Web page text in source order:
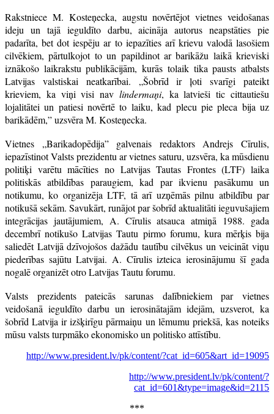
Rakstniece M. Kosteņecka, augstu novērtējot vietnes veidošanas
ideju un tajā ieguldīto darbu, aicināja autorus neapstāties pie
padarīta, bet dot iespēju ar to iepazīties arī krievu valodā lasošiem
cilvēkiem, pārtulkojot to un papildinot ar barikāžu laikā krieviski
iznākošo laikrakstu publikācijām, kurās tolaik tika pausts atbalsts
Latvijas valstiskai neatkarībai. „Šobrīd ir ļoti svarīgi pateikt
krieviem, ka viņi visi nav lindermaņi, ka latvieši tic cittautiešu
lojalitātei un patiesi novērtē to laiku, kad plecu pie pleca bija uz
barikādēm,” uzsvēra M. Kosteņecka.
Vietnes „Barikadopēdija” galvenais redaktors Andrejs Cīrulis,
iepazīstinot Valsts prezidentu ar vietnes saturu, uzsvēra, ka mūsdienu
politiķi varētu mācīties no Latvijas Tautas Frontes (LTF) laika
politiskās atbildības paraugiem, kad par ikvienu pasākumu un
notikumu, ko organizēja LTF, tā arī uzņēmās pilnu atbildību par
notikušā sekām. Savukārt, runājot par šobrīd aktualitāti ieguvušajiem
integrācijas jautājumiem, A. Cīrulis atsauca atmiņā 1988. gada
decembrī notikušo Latvijas Tautu pirmo forumu, kura mērķis bija
saliedēt Latvijā dzīvojošos dažādu tautību cilvēkus un veicināt viņu
piederības sajūtu Latvijai. A. Cīrulis izteica ierosinājumu šī gada
nogalē organizēt otro Latvijas Tautu forumu.
Valsts prezidents pateicās sarunas dalībniekiem par vietnes
veidošanā ieguldīto darbu un ierosinātajām idejām, uzsverot, ka
šobrīd Latvija ir izšķirīgu pārmaiņu un lēmumu priekšā, kas noteiks
mūsu valsts turpmāko ekonomisko un politisko attīstību.
http://www.president.lv/pk/content/?cat_id=605&art_id=19095
http://www.president.lv/pk/content/?
cat_id=601&type=image&id=2115
***